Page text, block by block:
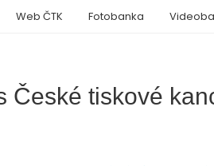
České tiskové
Web ČTK Fotobanka